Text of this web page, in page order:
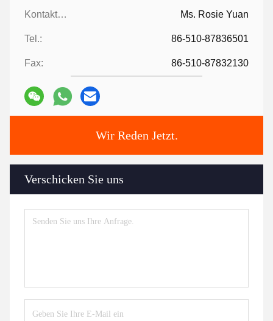
Kontaktpersonen: Ms. Rosie Yuan
Tel.: 86-510-87836501
Fax: 86-510-87832130
Wir Reden Jetzt.
Verschicken Sie uns